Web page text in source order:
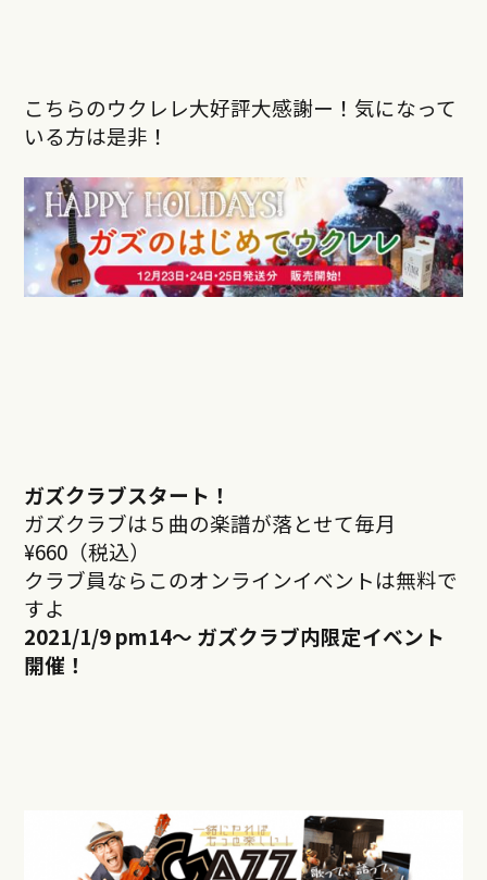
こちらのウクレレ大好評大感謝ー！気になって
いる方は是非！
ガズクラブスタート！
ガズクラブは５曲の楽譜が落とせて毎月
¥660（税込）
クラブ員ならこのオンラインイベントは無料で
すよ
2021/1/9 pm14～ ガズクラブ内限定イベント
開催！